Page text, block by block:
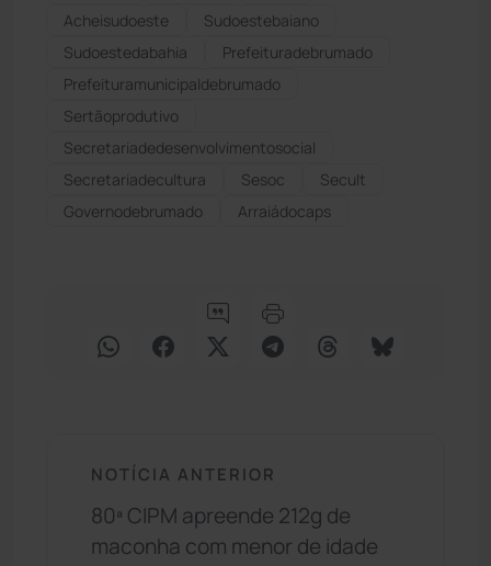
Acheisudoeste
Sudoestebaiano
Sudoestedabahia
Prefeituradebrumado
Prefeituramunicipaldebrumado
Sertãoprodutivo
Secretariadedesenvolvimentosocial
Secretariadecultura
Sesoc
Secult
Governodebrumado
Arraiádocaps
NOTÍCIA ANTERIOR
80ª CIPM apreende 212g de
maconha com menor de idade